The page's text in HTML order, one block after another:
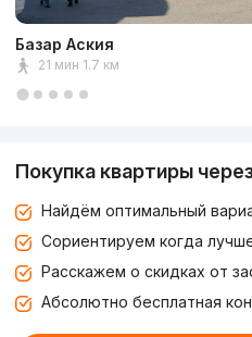
Базар Аския
21 мин 1.7 км
Покупка квартиры
Найдём оптимальный
Сориентируем когда
Расскажем о скидках от
Абсолютно бесплатная